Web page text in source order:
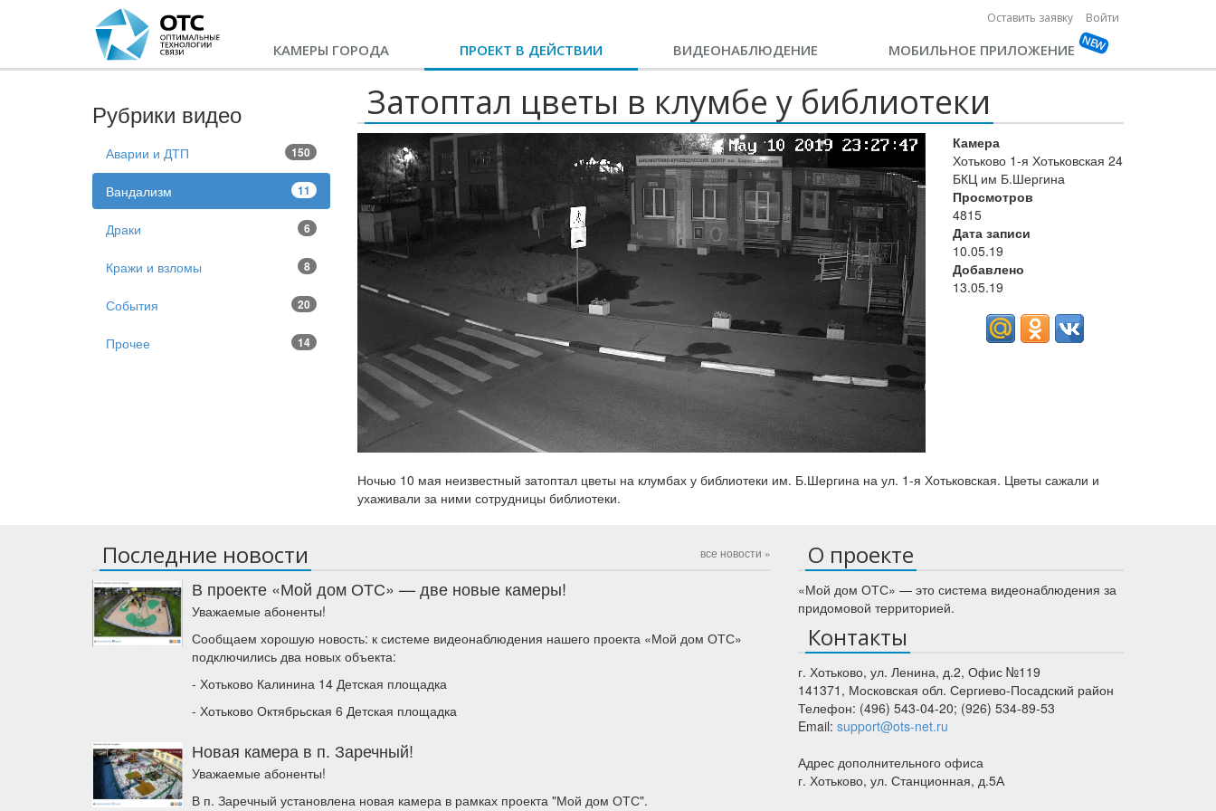
Оставить заявку Войти
КАМЕРЫ ГОРОДА ПРОЕКТ В ДЕЙСТВИИ ВИДЕОНАБЛЮДЕНИЕ МОБИЛЬНОЕ ПРИЛОЖЕНИЕ
Рубрики видео
150
Аварии и ДТП
11
Вандализм
6
Драки
8
Кражи и взломы
20
События
14
Прочее
Затоптал цветы в клумбе у библиотеки
Камера
Хотьково 1-я Хотьковская 24
БКЦ им Б.Шергина
Просмотров
4815
Дата записи
10.05.19
Добавлено
13.05.19
Ночью 10 мая неизвестный затоптал цветы на клумбах у библиотеки им. Б.Шергина на ул. 1-я Хотьковская. Цветы сажали и
ухаживали за ними сотрудницы библиотеки.
все новости »
Последние новости
В проекте «Мой дом ОТС» — две новые камеры!
Уважаемые абоненты!
Сообщаем хорошую новость: к системе видеонаблюдения нашего проекта «Мой дом ОТС»
подключились два новых объекта:
- Хотьково Калинина 14 Детская площадка
- Хотьково Октябрьская 6 Детская площадка
Новая камера в п. Заречный!
Уважаемые абоненты!
В п. Заречный установлена новая камера в рамках проекта "Мой дом ОТС".
О проекте
«Мой дом ОТС» — это система видеонаблюдения за
придомовой территорией.
Контакты
г. Хотьково, ул. Ленина, д.2, Офис №119
141371 , Московская обл. Сергиево-Посадский район
Телефон: (496) 543-04-20; (926) 534-89-53
Email: support@ots-net.ru
Адрес дополнительного офиса
г. Хотьково, ул. Станционная, д.5А